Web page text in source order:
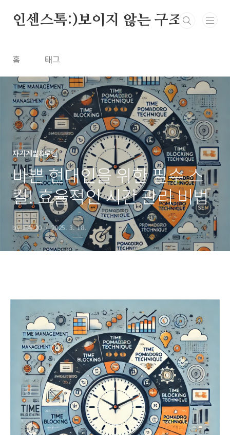
인센스톡:)보이지 않는 구조
홈 태그
자기계발&루틴
바쁜 현대인을 위한 필수 스
킬! 효율적인 시간 관리 비법
by 고우20 2025. 3. 18.